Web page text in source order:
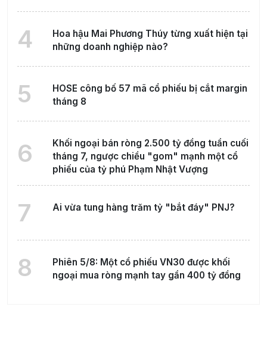
4
Hoa hậu Mai Phương Thúy từng xuất hiện tại
những doanh nghiệp nào?
5
HOSE công bố 57 mã cổ phiếu bị cắt margin
tháng 8
6
Khối ngoại bán ròng 2.500 tỷ đồng tuần cuối
tháng 7, ngược chiều "gom" mạnh một cổ
phiếu của tỷ phú Phạm Nhật Vượng
7 Ai vừa tung hàng trăm tỷ "bắt đáy" PNJ?
8
Phiên 5/8: Một cổ phiếu VN30 được khối
ngoại mua ròng mạnh tay gần 400 tỷ đồng